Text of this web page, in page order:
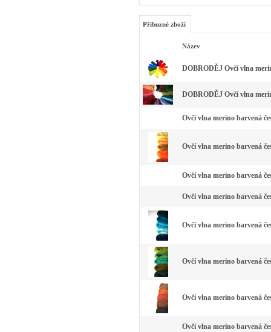
Příbuzné zboží
Název
DOBRODĚJ Ovčí vlna
DOBRODĚJ Ovčí vlna
Ovčí vlna merino barvená
Ovčí vlna merino barvená
Ovčí vlna merino barvená
Ovčí vlna merino barvená
Ovčí vlna merino barvená
Ovčí vlna merino barvená
Ovčí vlna merino barvená
Ovčí vlna merino barvená